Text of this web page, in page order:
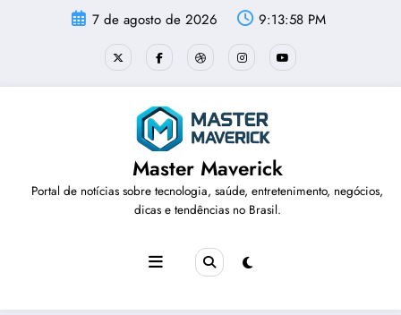
7 de agosto de 2026 9:13:59 PM
Master Maverick
Portal de notícias sobre tecnologia, saúde, entretenimento, negócios,
dicas e tendências no Brasil.